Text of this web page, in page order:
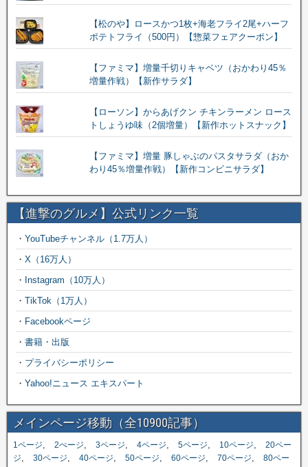
【松のや】ロースかつ1枚+海老フライ2尾+ハーフ
ポテトフライ（500円）【惣菜フェアクーポン】
【ファミマ】増量千切りキャベツ（おかわり45％
増量作戦）【新作サラダ】
【ローソン】からあげクン チキンラーメン ロース
トしょうゆ味（2個増量）【新作ホットスナック】
【ファミマ】増量 豚しゃぶのパスタサラダ（おか
わり45％増量作戦）【新作コンビニサラダ】
【進撃のグルメ】公式リンク一覧
・ YouTubeチャンネル（1.7万人）
・ X（16万人）
・ Instagram（10万人）
・ TikTok（1万人）
・ Facebookページ
・ 書籍・出版
・ プライバシーポリシー
・ Yahoo!ニュース エキスパート
メインページ移動（全10900記事）
1ページ 2ぺージ 3ページ 4ページ 5ページ 10ページ
20ペー
ジ
30ページ 40ページ 50ページ 60ページ 70ページ
80ペー